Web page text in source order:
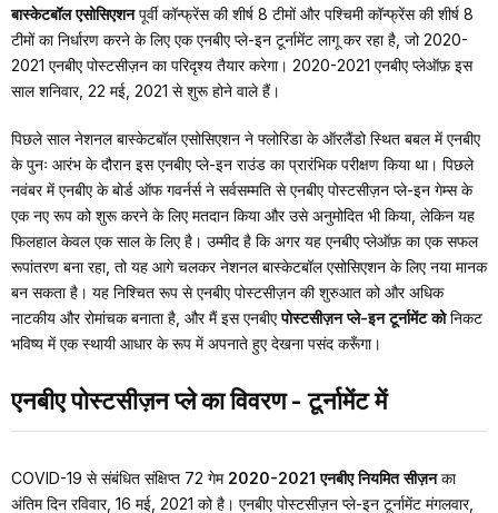
बास्केटबॉल एसोसिएशनपूर्वी कॉन्फ्रेंस की शीर्ष 8 टीमों और पश्चिमी कॉन्फ्रेंस की शीर्ष 8
टीमों का निर्धारण करने के लिए एक एनबीए प्ले-इन टूर्नामेंट लागू कर रहा है, जो 2020-
2021 एनबीए पोस्टसीज़न का परिदृश्य तैयार करेगा। 2020-2021 एनबीए प्लेऑफ़ इस
साल शनिवार, 22 मई, 2021 से शुरू होने वाले हैं।
पिछले साल नेशनल बास्केटबॉल एसोसिएशन ने फ्लोरिडा के ऑरलैंडो स्थित बबल में एनबीए
के पुनः आरंभ के दौरान इस एनबीए प्ले-इन राउंड का प्रारंभिक परीक्षण किया था। पिछले
नवंबर में एनबीए के बोर्ड ऑफ गवर्नर्स ने सर्वसम्मति से एनबीए पोस्टसीज़न प्ले-इन गेम्स के
एक नए रूप को शुरू करने के लिए मतदान किया और उसे अनुमोदित भी किया, लेकिन यह
फिलहाल केवल एक साल के लिए है। उम्मीद है कि अगर यह एनबीए प्लेऑफ़ का एक सफल
रूपांतरण बना रहा, तो यह आगे चलकर नेशनल बास्केटबॉल एसोसिएशन के लिए नया मानक
बन सकता है। यह निश्चित रूप से एनबीए पोस्टसीज़न की शुरुआत को और अधिक
नाटकीय और रोमांचक बनाता है, और मैं इस एनबीएपोस्टसीज़न प्ले-इन टूर्नामेंट कोनिकट
भविष्य में एक स्थायी आधार के रूप में अपनाते हुए देखना पसंद करूँगा।
एनबीए पोस्टसीज़न प्ले का विवरण - टूर्नामेंट में
COVID-19 से संबंधित संक्षिप्त 72 गेम 2020-2021 एनबीए नियमित सीज़नका
अंतिम दिन रविवार, 16 मई, 2021 को है। एनबीए पोस्टसीज़न प्ले-इन टूर्नामेंट मंगलवार,